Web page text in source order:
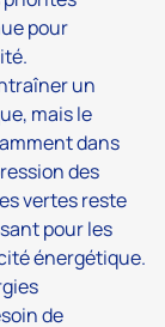
pour
un
mais le
dans
des
vertes reste
pour les
énergétique.
de